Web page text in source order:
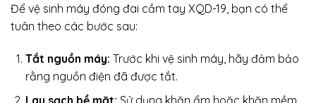
Để vệ sinh máy đóng đai cầm tay XQD-19, bạn có thể
tuân theo các bước sau:
Tắt nguồn máy: Trước khi vệ sinh máy, hãy đảm bảo
rằng nguồn điện đã được tắt.